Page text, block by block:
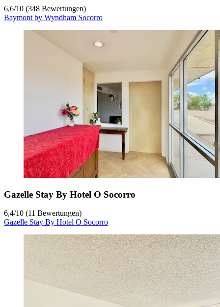
6,6/10 (348 Bewertungen)
Baymont by Wyndham Socorro
Gazelle Stay By Hotel O Socorro
6,4/10 (11 Bewertungen)
Gazelle Stay By Hotel O Socorro